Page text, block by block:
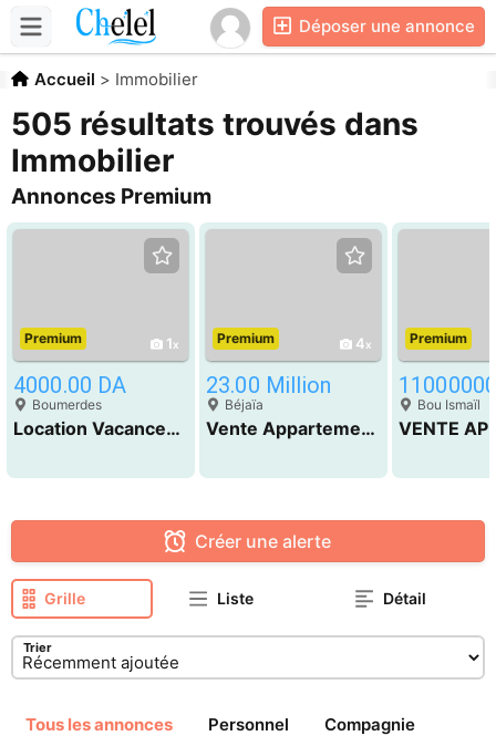
Déposer une annonce
Accueil > Immobilier
505 résultats trouvés dans
Immobilier
Annonces Premium
1
Premium
4000.00 DA
Boumerdes
Location Vacances F3 Boumerdès Boumerdes
4
Premium
23.00 Million
Béjaïa
Vente Appartement Béjaia Béjaïa
Premium
Bou Ismaïl
Créer une alerte
Grille Liste Détail
Trier
Tous les annonces Personnel Compagnie